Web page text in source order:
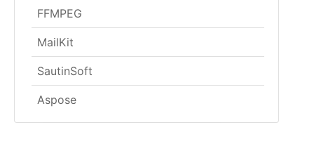
FFMPEG
MailKit
SautinSoft
Aspose